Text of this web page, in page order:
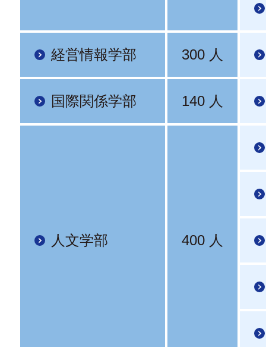
経営情報学部 300 人
国際関係学部 140 人
人文学部 400 人